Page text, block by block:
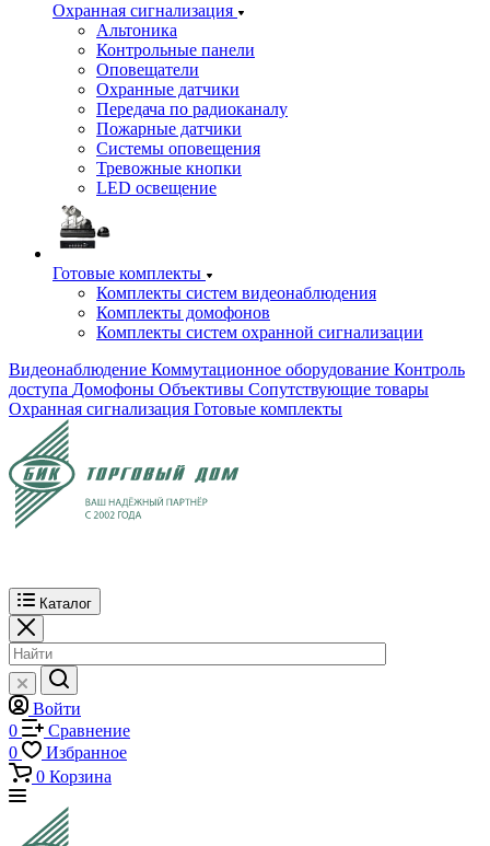
Охранная сигнализация
Альтоника
Контрольные панели
Оповещатели
Охранные датчики
Передача по радиоканалу
Пожарные датчики
Системы оповещения
Тревожные кнопки
LED освещение
Готовые комплекты
Комплекты систем видеонаблюдения
Комплекты домофонов
Комплекты систем охранной сигнализации
Видеонаблюдение Коммутационное оборудование Контроль
доступа Домофоны Объективы Сопутствующие товары
Охранная сигнализация Готовые комплекты
Каталог
Войти
0
Сравнение
0
Избранное
0 Корзина